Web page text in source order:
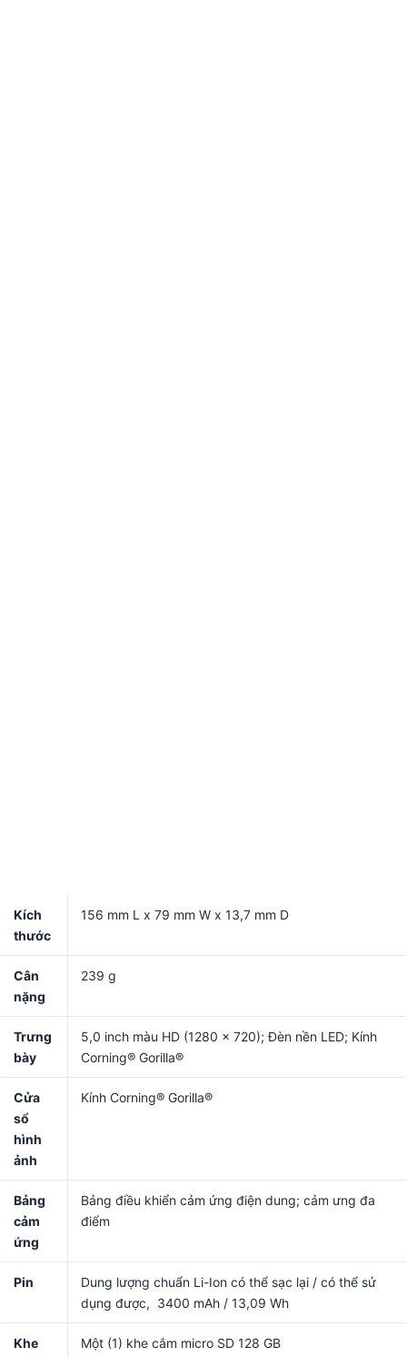
Kích
thước
156 mm L x 79 mm W x 13,7 mm D
Cân
nặng
239 g
Trưng
bày
5,0 inch màu HD (1280 x 720); Đèn nền LED; Kính
Corning® Gorilla®
Cửa
sổ
hình
ảnh
Kính Corning® Gorilla®
Bảng
cảm
ứng
Bảng điều khiển cảm ứng điện dung; cảm ưng đa
điểm
Pin
Dung lượng chuẩn Li-Ion có thể sạc lại / có thể sử
dụng được, 3400 mAh / 13,09 Wh
Khe
Một (1) khe cắm micro SD 128 GB